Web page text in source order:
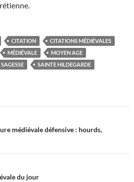
CITATION
CITATIONS MÉDIÉVALES
MÉDIÉVALE
MOYEN AGE
SAGESSE
SAINTE HILDEGARDE
médiévale défensive : hourds,
du jour